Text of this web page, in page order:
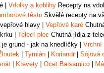
Vdolky a koblihy Recepty na
těsto Skvělé recepty na
hlavy Vepřové karé
Telecí plec Chutná jídla z
je grund - jak na knedlíčky Vrchní
Tymián Koriandr| Sójová
Krevety Ocet Balsamico